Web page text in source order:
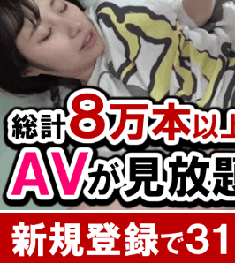
Powered by livedoor 相互RSS